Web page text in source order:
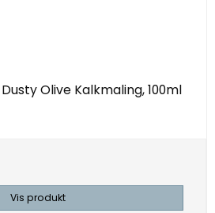
Olive Kalkmaling, 100ml
Vis produkt